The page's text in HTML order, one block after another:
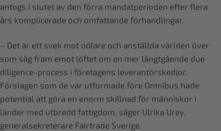
antogs i slutet av den förra mandatperioden efter flera
års komplicerade och omfattande förhandlingar.
– Det är ett svek mot odlare och anställda världen över
som såg fram emot löftet om en mer långtgående due
diligence-process i företagens leverantörskedjor.
Förslagen som de var utformade före Omnibus hade
potential att göra en enorm skillnad för människor i
länder med utbredd fattigdom, säger Ulrika Urey,
generalsekreterare Fairtrade Sverige.